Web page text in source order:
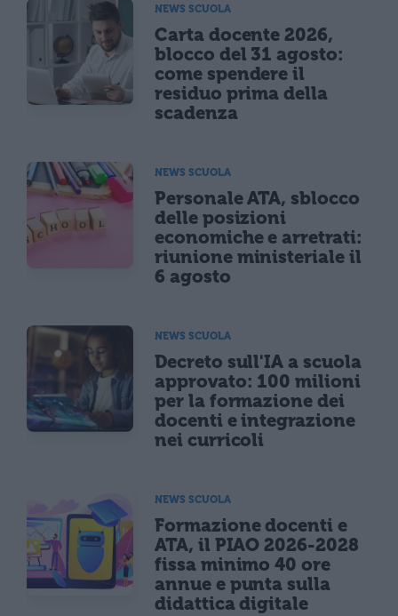
NEWS SCUOLA
Carta docente 2026,
blocco del 31 agosto:
come spendere il
residuo prima della
scadenza
NEWS SCUOLA
Personale ATA, sblocco
delle posizioni
economiche e arretrati:
riunione ministeriale il
6 agosto
NEWS SCUOLA
Decreto sull'IA a scuola
approvato: 100 milioni
per la formazione dei
docenti e integrazione
nei curricoli
NEWS SCUOLA
Formazione docenti e
ATA, il PIAO 2026-2028
fissa minimo 40 ore
annue e punta sulla
didattica digitale